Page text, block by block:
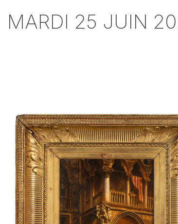
MARDI 25 JUIN